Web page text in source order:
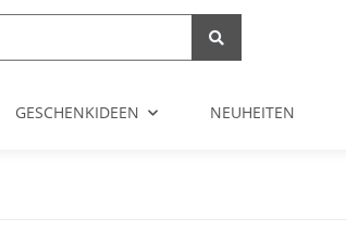
GESCHENKIDEEN NEUHEITEN